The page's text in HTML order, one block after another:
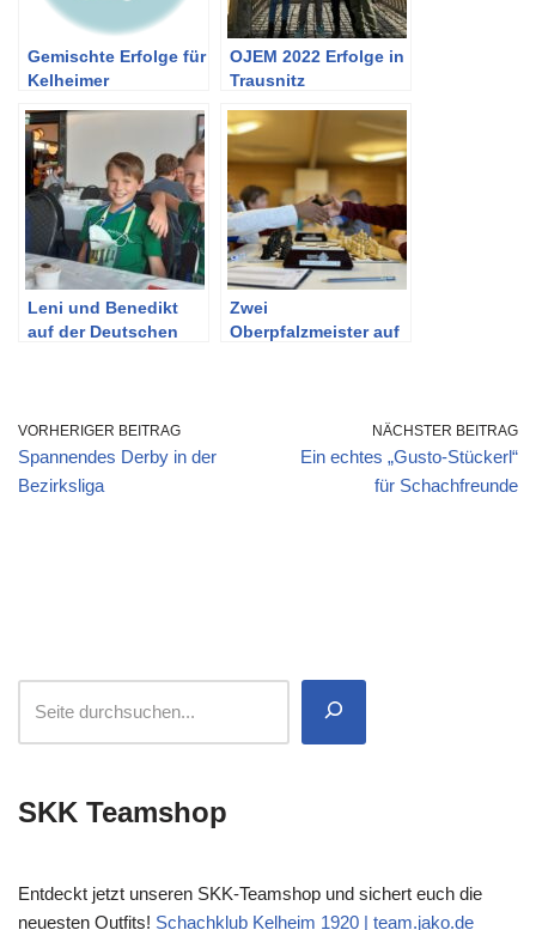
Gemischte Erfolge für
Kelheimer
vierten Spieltag
OJEM 2022 Erfolge in
Trausnitz
Leni und Benedikt
auf der Deutschen
Zwei
Oberpfalzmeister auf
VORHERIGER BEITRAG
Spannendes Derby in der
Bezirksliga
NÄCHSTER BEITRAG
Ein echtes „Gusto-Stückerl“
für Schachfreunde
SKK Teamshop
Entdeckt jetzt unseren SKK-Teamshop und sichert euch die
neuesten Outfits! Schachklub Kelheim 1920 | team.jako.de